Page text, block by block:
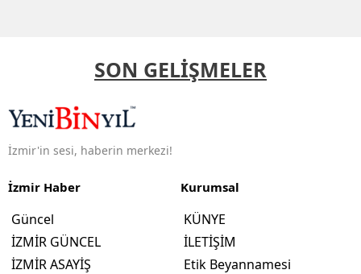
SON GELİŞMELER
İzmir'in sesi, haberin merkezi!
İzmir Haber
Güncel
İZMİR GÜNCEL
İZMİR ASAYİŞ
Kurumsal
KÜNYE
İLETİŞİM
Etik Beyannamesi